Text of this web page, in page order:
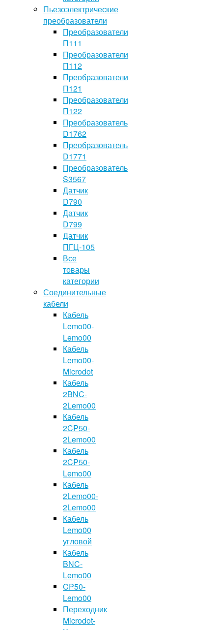
Пьезоэлектрические
преобразователи
Преобразователи
П111
Преобразователи
П112
Преобразователи
П121
Преобразователи
П122
Преобразователь
D1762
Преобразователь
D1771
Преобразователь
S3567
Датчик
D790
Датчик
D799
Датчик
ПГЦ-105
Все
товары
категории
Соединительные
кабели
Кабель
Lemo00-
Lemo00
Кабель
Lemo00-
Microdot
Кабель
2BNC-
2Lemo00
Кабель
2CP50-
2Lemo00
Кабель
2CP50-
Lemo00
Кабель
2Lemo00-
2Lemo00
Кабель
Lemo00
угловой
Кабель
BNC-
Lemo00
CP50-
Lemo00
Переходник
Microdot-